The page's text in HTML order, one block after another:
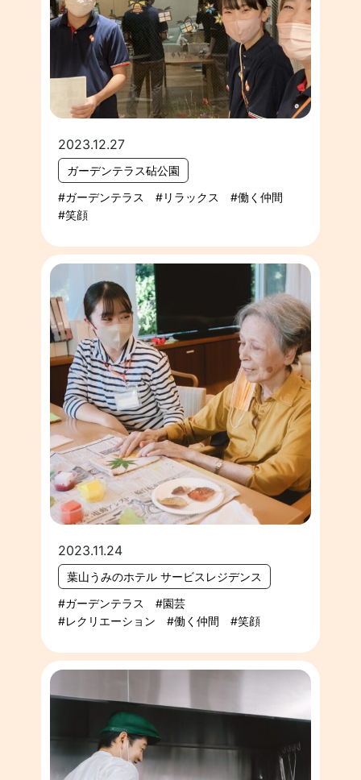
2023.12.27
ガーデンテラス砧公園
ガーデンテラス
リラックス
働く仲間
笑顔
2023.11.24
葉山うみのホテル サービスレジデンス
ガーデンテラス
園芸
レクリエーション
働く仲間 笑顔